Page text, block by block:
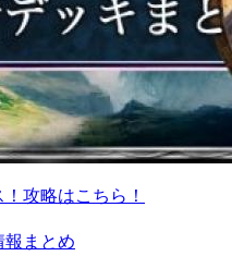
攻略はこちら！
報まとめ